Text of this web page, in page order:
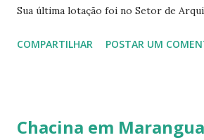
Sua última lotação foi no Setor de
Siqueira Amorim faleceu em 28 de
enquanto atuaram nesta instituição.
COMPARTILHAR POSTAR UM
Chacina em